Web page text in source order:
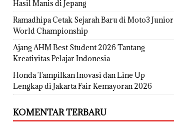
Hasil Manis di Jepang
Ramadhipa Cetak Sejarah Baru di Moto3 Junior
World Championship
Ajang AHM Best Student 2026 Tantang
Kreativitas Pelajar Indonesia
Honda Tampilkan Inovasi dan Line Up
Lengkap di Jakarta Fair Kemayoran 2026
KOMENTAR TERBARU